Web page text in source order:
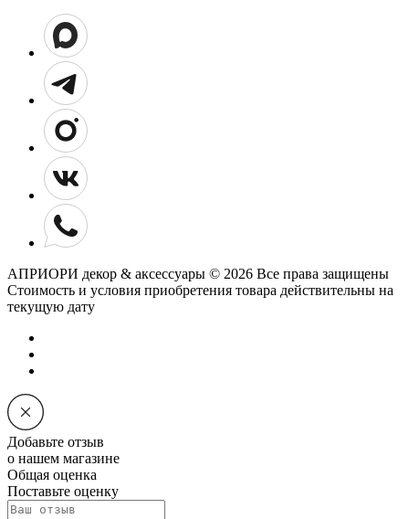
АПРИОРИ декор & аксессуары © 2026 Все права защищены
Cтоимость и условия приобретения товара действительны на
текущую дату
Добавьте отзыв
о нашем магазине
Общая оценка
Поставьте оценку